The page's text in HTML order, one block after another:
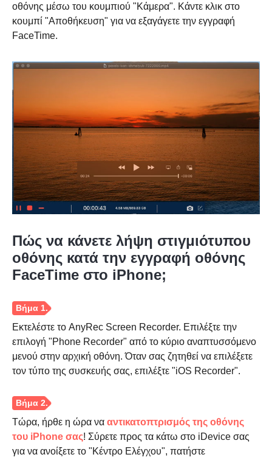
Βήμα 2.
οθόνης μέσω του κουμπιού "Κάμερα". Κάντε κλικ στο
κουμπί "Αποθήκευση" για να εξαγάγετε την εγγραφή
FaceTime.
Πώς να κάνετε λήψη στιγμιότυπου
οθόνης κατά την εγγραφή οθόνης
FaceTime στο iPhone;
Εκτελέστε το AnyRec Screen Recorder. Επιλέξτε την
επιλογή "Phone Recorder" από το κύριο αναπτυσσόμενο
μενού στην αρχική οθόνη. Όταν σας ζητηθεί να επιλέξετε
τον τύπο της συσκευής σας, επιλέξτε "iOS Recorder".
Τώρα, ήρθε η ώρα να αντικατοπτρισμός της οθόνης
του iPhone σας! Σύρετε προς τα κάτω στο iDevice σας
για να ανοίξετε το "Κέντρο Ελέγχου", πατήστε